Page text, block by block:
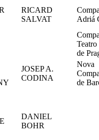
RICARD
SALVAT
Adriá
de
JOSEP A.
CODINA
Nova
de
DANIEL
BOHR